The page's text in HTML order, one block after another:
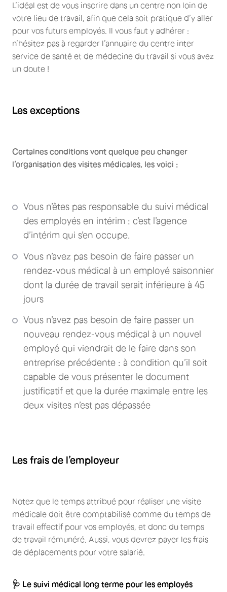
L’idéal est de vous inscrire dans un centre non loin de
votre lieu de travail, afin que cela soit pratique d’y aller
pour vos futurs employés. Il vous faut y adhérer :
n’hésitez pas à regarder l’annuaire du centre inter
service de santé et de médecine du travail si vous avez
un doute !
Les exceptions
Certaines conditions vont quelque peu changer
l’organisation des visites médicales, les voici :
Vous n’êtes pas responsable du suivi médical
des employés en intérim : c’est l’agence
d’intérim qui s’en occupe.
Vous n’avez pas besoin de faire passer un
rendez-vous médical à un employé saisonnier
dont la durée de travail serait inférieure à 45
jours
Vous n’avez pas besoin de faire passer un
nouveau rendez-vous médical à un nouvel
employé qui viendrait de le faire dans son
entreprise précédente : à condition qu’il soit
capable de vous présenter le document
justificatif et que la durée maximale entre les
deux visites n’est pas dépassée
Les frais de l’employeur
Notez que le temps attribué pour réaliser une visite
médicale doit être comptabilisé comme du temps de
travail effectif pour vos employés, et donc du temps
de travail rémunéré. Aussi, vous devrez payer les frais
de déplacements pour votre salarié.
🩺 Le suivi médical long terme pour les employés